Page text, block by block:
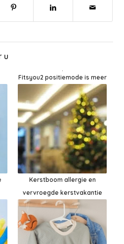
u
Fitsyou2 positiemode is meer
Kerstboom allergie en
vervroegde kerstvakantie